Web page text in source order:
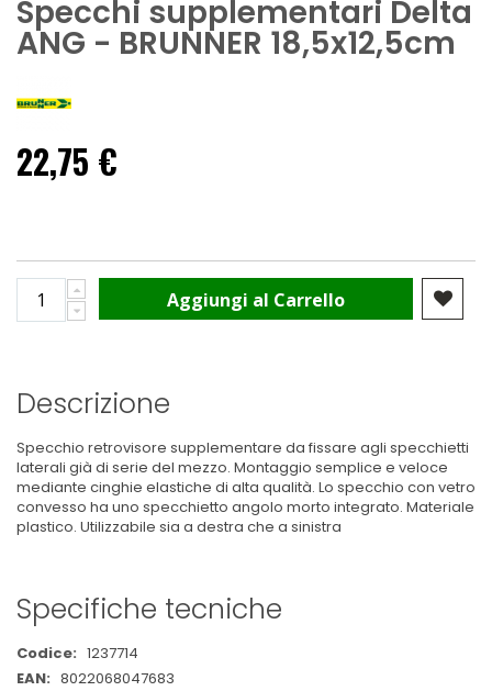
Specchi supplementari Delta
ANG - BRUNNER 18,5x12,5cm
22,75 €
Aggiungi al Carrello
Descrizione
Specchio retrovisore supplementare da fissare agli specchietti
laterali già di serie del mezzo. Montaggio semplice e veloce
mediante cinghie elastiche di alta qualità. Lo specchio con vetro
convesso ha uno specchietto angolo morto integrato. Materiale
plastico. Utilizzabile sia a destra che a sinistra
Specifiche tecniche
Maggiori
Informazioni
1237714
8022068047683